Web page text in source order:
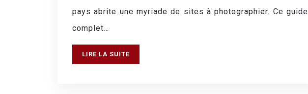
pays abrite une myriade de sites à photographier. Ce guide
complet…
LIRE LA SUITE